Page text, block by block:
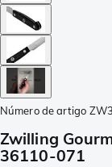
Número de artigo
Zwilling
36110-071